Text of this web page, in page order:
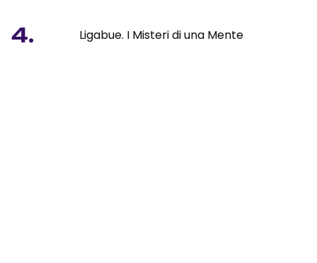
4. Ligabue. I Misteri di una Mente